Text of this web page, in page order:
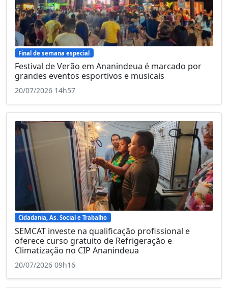
Final de semana especial
Festival de Verão em Ananindeua é marcado por
grandes eventos esportivos e musicais
20/07/2026 14h57
Cidadania, As. Social e Trabalho
SEMCAT investe na qualificação profissional e
oferece curso gratuito de Refrigeração e
Climatização no CIP Ananindeua
20/07/2026 09h16